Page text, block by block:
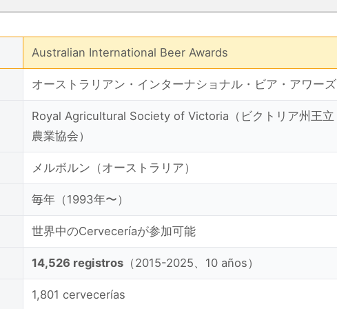
Australian International Beer Awards
オーストラリアン・インターナショナル・ビア・アワーズ
Royal Agricultural Society of Victoria（ビクトリア州王立
農業協会）
メルボルン（オーストラリア）
毎年（1993年〜）
世界中のCerveceríaが参加可能
14,526 registros （2015-2025、10 años）
1,801 cervecerías